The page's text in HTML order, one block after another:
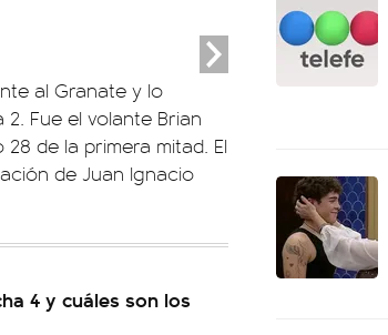
al Granate y lo
Fue el volante Brian
de la primera mitad. El
de Juan Ignacio
4 y cuáles son los